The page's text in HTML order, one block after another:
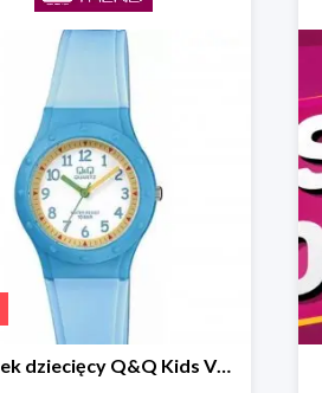
Zegarek dziecięcy Q&Q Kids VR75-001